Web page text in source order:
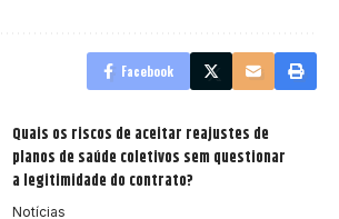
Facebook
Quais os riscos de aceitar reajustes de
planos de saúde coletivos sem questionar
a legitimidade do contrato?
Notícias